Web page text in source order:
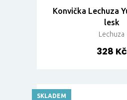
Konvička Lechuza
lesk
Lechuza
328 Kč
SKLADEM